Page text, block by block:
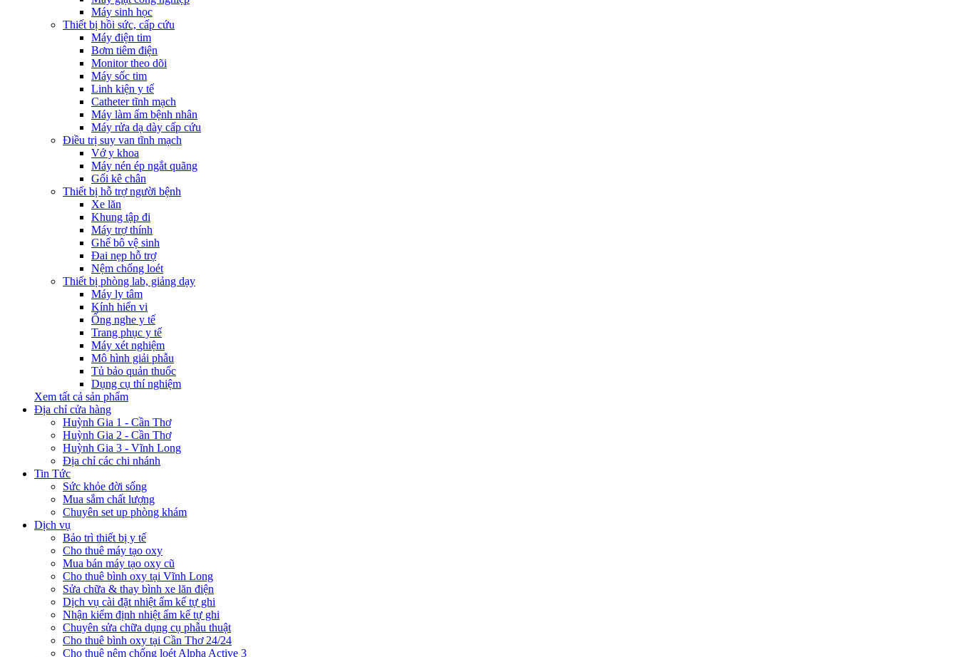
Máy sinh học
Thiết bị hồi sức, cấp cứu
Máy điện tim
Bơm tiêm điện
Monitor theo dõi
Máy sốc tim
Linh kiện y tế
Catheter tĩnh mạch
Máy làm ấm bệnh nhân
Máy rửa dạ dày cấp cứu
Điều trị suy van tĩnh mạch
Vớ y khoa
Máy nén ép ngắt quãng
Gối kê chân
Thiết bị hỗ trợ người bệnh
Xe lăn
Khung tập đi
Máy trợ thính
Ghế bô vệ sinh
Đai nẹp hỗ trợ
Nệm chống loét
Thiết bị phòng lab, giảng dạy
Máy ly tâm
Kính hiển vi
Ống nghe y tế
Trang phục y tế
Máy xét nghiệm
Mô hình giải phẫu
Tủ bảo quản thuốc
Dụng cụ thí nghiệm
Xem tất cả sản phẩm
Địa chỉ cửa hàng
Huỳnh Gia 1 - Cần Thơ
Huỳnh Gia 2 - Cần Thơ
Huỳnh Gia 3 - Vĩnh Long
Địa chỉ các chi nhánh
Tin Tức
Sức khỏe đời sống
Mua sắm chất lượng
Chuyên set up phòng khám
Dịch vụ
Bảo trì thiết bị y tế
Cho thuê máy tạo oxy
Mua bán máy tạo oxy cũ
Cho thuê bình oxy tại Vĩnh Long
Sửa chữa & thay bình xe lăn điện
Dịch vụ cài đặt nhiệt ẩm kế tự ghi
Nhận kiểm định nhiệt ẩm kế tự ghi
Chuyên sửa chữa dụng cụ phẫu thuật
Cho thuê bình oxy tại Cần Thơ 24/24
Cho thuê nệm chống loét Alpha Active 3